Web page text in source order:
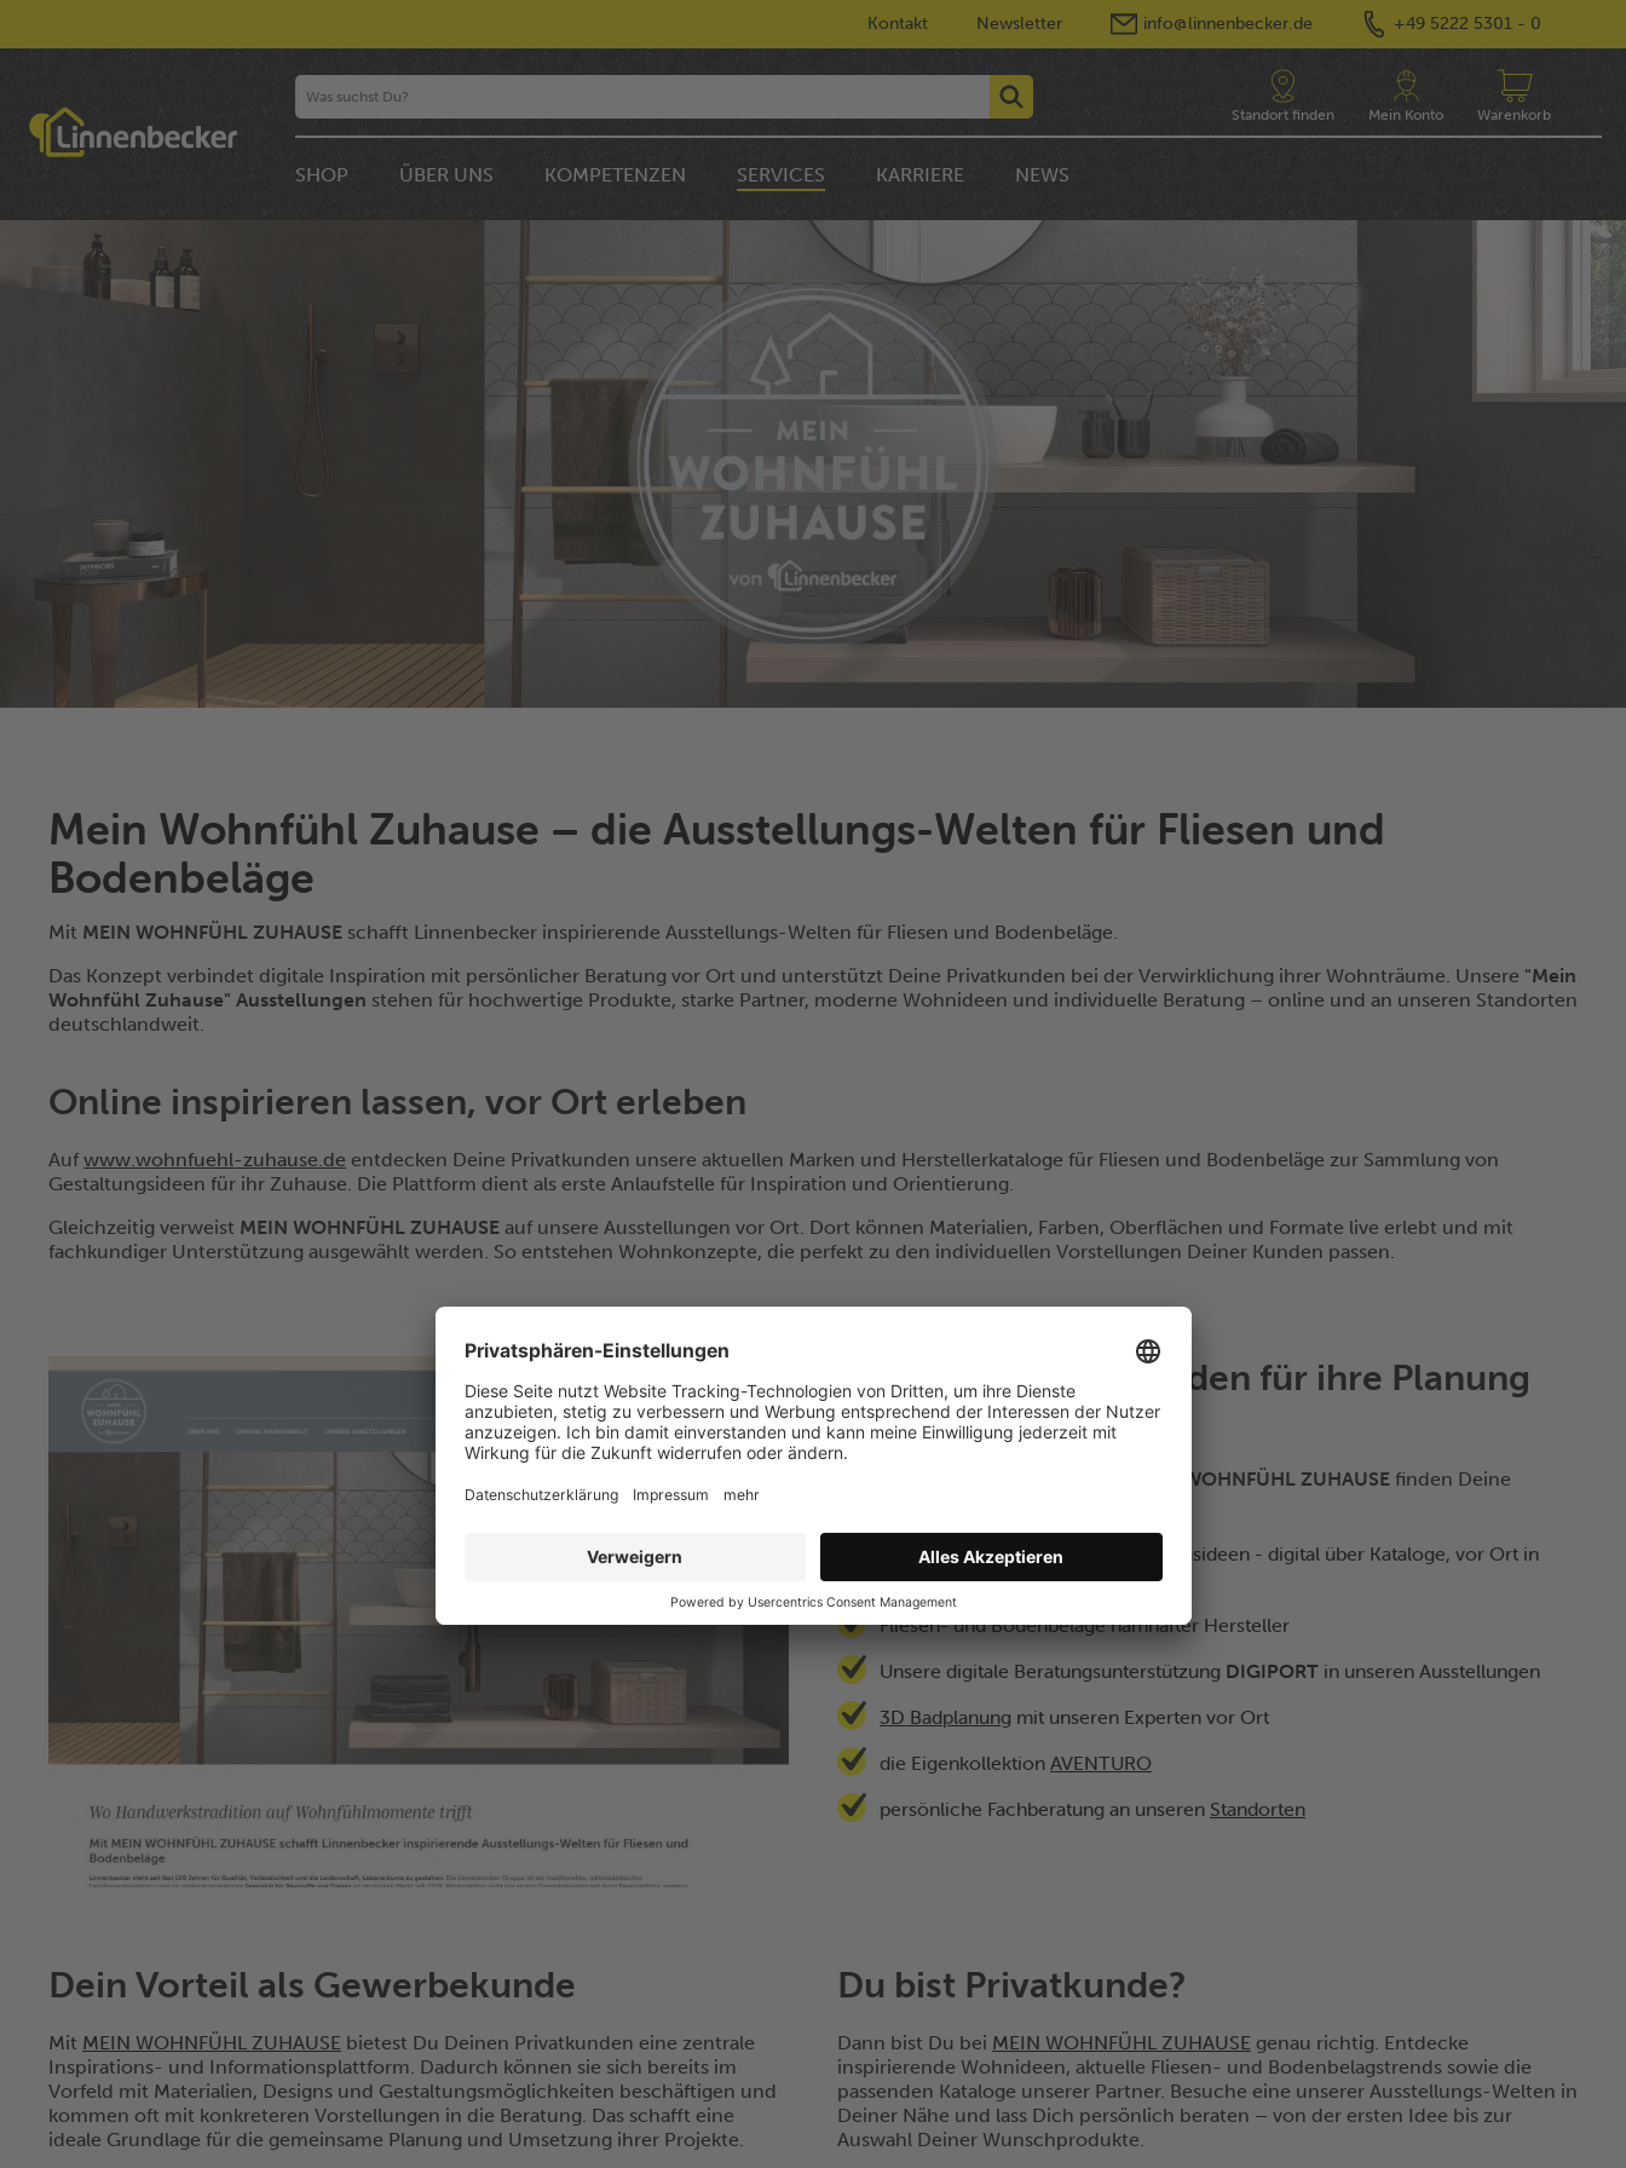
Kontakt Newsletter info@linnenbecker.de +49 5222 5301 - 0
Standort finden Mein Konto Warenkorb
SHOP ÜBER UNS KOMPETENZEN SERVICES KARRIERE NEWS
Mein Wohnfühl Zuhause – die Ausstellungs-Welten für Fliesen und
Bodenbeläge
Mit MEIN WOHNFÜHL ZUHAUSE schafft Linnenbecker inspirierende Ausstellungs-Welten für Fliesen und Bodenbeläge.
Das Konzept verbindet digitale Inspiration mit persönlicher Beratung vor Ort und unterstützt Deine Privatkunden bei der Verwirklichung ihrer Wohnträume. Unsere "Mein
Wohnfühl Zuhause" Ausstellungen stehen für hochwertige Produkte, starke Partner, moderne Wohnideen und individuelle Beratung – online und an unseren Standorten
deutschlandweit.
Online inspirieren lassen, vor Ort erleben
Auf www.wohnfuehl-zuhause.de entdecken Deine Privatkunden unsere aktuellen Marken und Herstellerkataloge für Fliesen und Bodenbeläge zur Sammlung von
Gestaltungsideen für ihr Zuhause. Die Plattform dient als erste Anlaufstelle für Inspiration und Orientierung.
Gleichzeitig verweist MEIN WOHNFÜHL ZUHAUSE auf unsere Ausstellungen vor Ort. Dort können Materialien, Farben, Oberflächen und Formate live erlebt und mit
fachkundiger Unterstützung ausgewählt werden. So entstehen Wohnkonzepte, die perfekt zu den individuellen Vorstellungen Deiner Kunden passen.
Alles, was Deine Kunden für ihre Planung
benötigen
MEIN WOHNFÜHL ZUHAUSE finden Deine
inspirierende Wohn- und Gestaltungsideen - digital über Kataloge, vor Ort in
ansprechenden Kojen
Fliesen- und Bodenbeläge namhafter Hersteller
Unsere digitale Beratungsunterstützung DIGIPORT in unseren Ausstellungen
3D Badplanung mit unseren Experten vor Ort
die Eigenkollektion AVENTURO
persönliche Fachberatung an unseren Standorten
Dein Vorteil als Gewerbekunde
Mit MEIN WOHNFÜHL ZUHAUSE bietest Du Deinen Privatkunden eine zentrale
Inspirations- und Informationsplattform. Dadurch können sie sich bereits im
Vorfeld mit Materialien, Designs und Gestaltungsmöglichkeiten beschäftigen und
kommen oft mit konkreteren Vorstellungen in die Beratung. Das schafft eine
ideale Grundlage für die gemeinsame Planung und Umsetzung ihrer Projekte.
Du bist Privatkunde?
Dann bist Du bei MEIN WOHNFÜHL ZUHAUSE genau richtig. Entdecke
inspirierende Wohnideen, aktuelle Fliesen- und Bodenbelagstrends sowie die
passenden Kataloge unserer Partner. Besuche eine unserer Ausstellungs-Welten in
Deiner Nähe und lass Dich persönlich beraten – von der ersten Idee bis zur
Auswahl Deiner Wunschprodukte.